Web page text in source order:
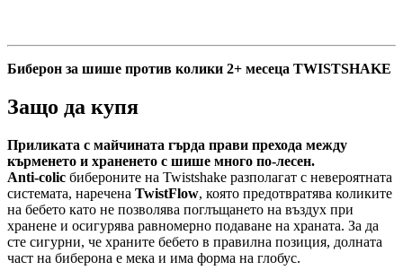
quantity
Биберон за шише против колики 2+ месеца TWISTSHAKE
Защо да купя
Приликата с майчината гърда прави прехода между
кърменето и храненето с шише много по-лесен.
Anti-colic бибероните на Twistshake разполагат с невероятната
системата, наречена TwistFlow, която предотвратява коликите
на бебето като не позволява поглъщането на въздух при
хранене и осигурява равномерно подаване на храната. За да
сте сигурни, че храните бебето в правилна позиция, долната
част на биберона е мека и има форма на глобус.